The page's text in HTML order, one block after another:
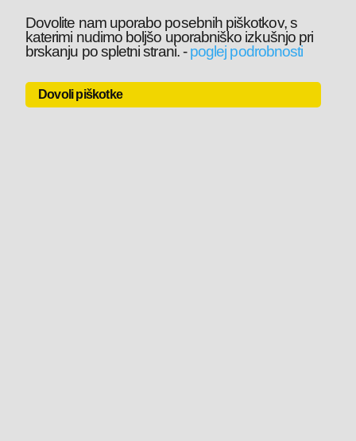
Dovolite nam uporabo posebnih piškotkov, s
katerimi nudimo boljšo uporabniško izkušnjo pri
brskanju po spletni strani.-poglej podrobnosti
Dovoli piškotke